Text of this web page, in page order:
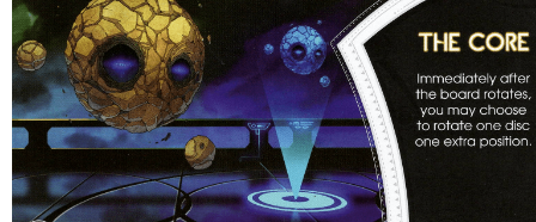
BLOG-NEWS
EVENTI